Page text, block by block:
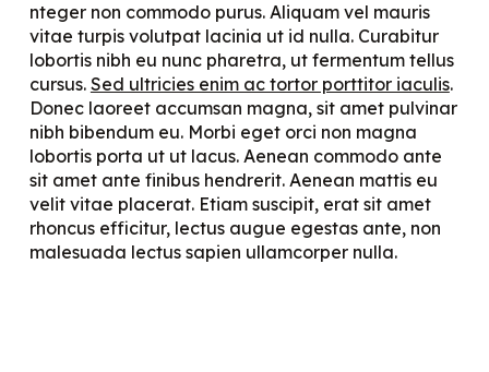
nteger non commodo purus. Aliquam vel mauris
vitae turpis volutpat lacinia ut id nulla. Curabitur
lobortis nibh eu nunc pharetra, ut fermentum tellus
cursus. Sed ultricies enim ac tortor porttitor iaculis.
Donec laoreet accumsan magna, sit amet pulvinar
nibh bibendum eu. Morbi eget orci non magna
lobortis porta ut ut lacus. Aenean commodo ante
sit amet ante finibus hendrerit. Aenean mattis eu
velit vitae placerat. Etiam suscipit, erat sit amet
rhoncus efficitur, lectus augue egestas ante, non
malesuada lectus sapien ullamcorper nulla.